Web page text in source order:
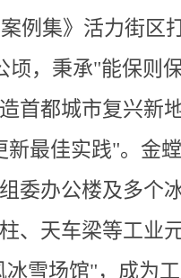
例集》活力街区
顷，秉承"能保则
首都城市复兴新
新最佳实践"。金
委办公楼及多个
、天车梁等工业
雪场馆"，成为